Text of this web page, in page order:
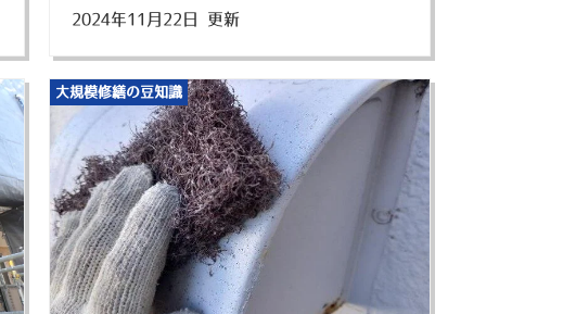
2024年11月22日 更新
大規模修繕の豆知識